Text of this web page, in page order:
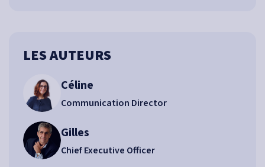
LES AUTEURS
Céline
Communication Director
Gilles
Chief Executive Officer